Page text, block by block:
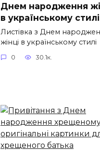
Днем народження
в українському стилі
Листівка з Днем
жінці в українському стилі
0 30.1к.